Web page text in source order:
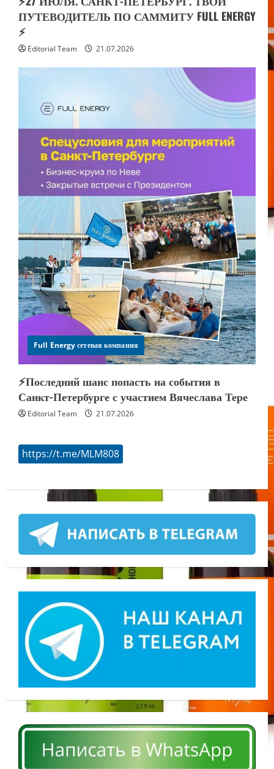
ПУТЕВОДИТЕЛЬ ПО САММИТУ FULL ENERGY
⚡️
Editorial Team 21.07.2026
Full Energy сетевая компания
⚡️Последний шанс попасть на события в
Санкт-Петербурге с участием Вячеслава Тере
Editorial Team 21.07.2026
https://t.me/MLM808